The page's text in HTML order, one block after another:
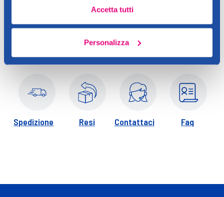
Accetta tutti
Personalizza
agente antiagglomerante: biossido di silicio.
e assumere 1 volta al giorno.
Spedizione Resi Contattaci Faq